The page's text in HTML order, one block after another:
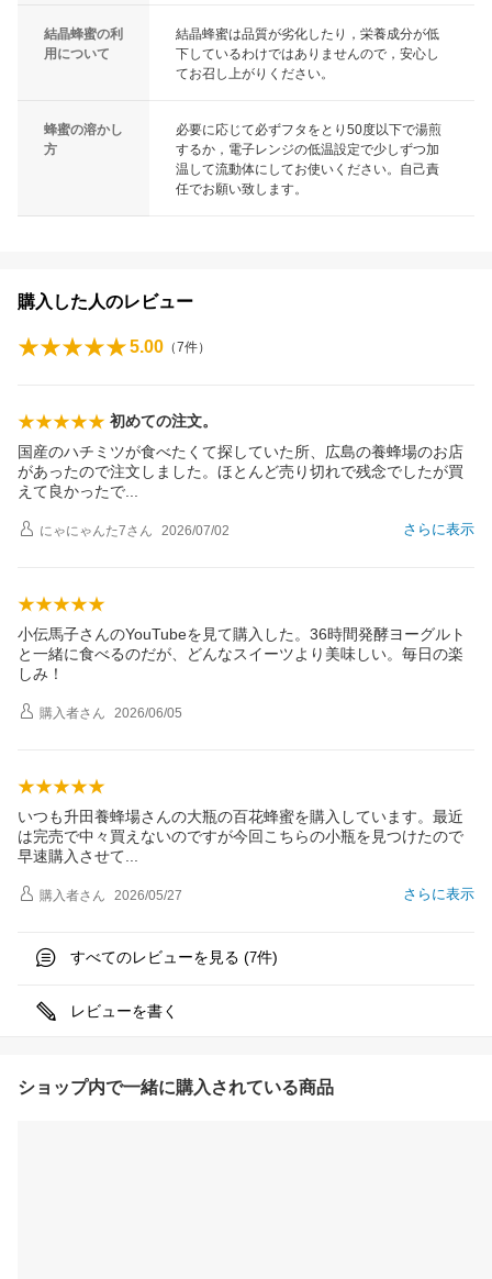
結晶蜂蜜の利
用について
結晶蜂蜜は品質が劣化したり，栄養成分が低
下しているわけではありませんので，安心し
てお召し上がりください。
蜂蜜の溶かし
方
必要に応じて必ずフタをとり50度以下で湯煎
するか，電子レンジの低温設定で少しずつ加
温して流動体にしてお使いください。自己責
任でお願い致します。
購入した人のレビュー
5.00 （7件）
初めての注文。
国産のハチミツが食べたくて探していた所、広島の養蜂場のお店
があったので注文しました。ほとんど売り切れで残念でしたが買
えて良かったで
さらに表示
にゃにゃんた7さん 2026/07/02
小伝馬子さんのYouTubeを見て購入した。36時間発酵ヨーグルト
と一緒に食べるのだが、どんなスイーツより美味しい。毎日の楽
しみ！
購入者さん 2026/06/05
いつも升田養蜂場さんの大瓶の百花蜂蜜を購入しています。最近
は完売で中々買えないのですが今回こちらの小瓶を見つけたので
早速購入させて
さらに表示
購入者さん 2026/05/27
すべてのレビューを見る (7件)
レビューを書く
ショップ内で一緒に購入されている商品